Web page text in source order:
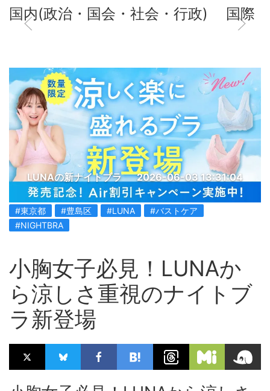
国内(政治・国会・社会・行政) 国際
LUNAの新ナイトブラ 2026-06-03 13:31:04
#東京都 #豊島区 #LUNA
#バストケア
#NIGHTBRA
小胸女子必見！LUNAか
ら涼しさ重視のナイトブ
ラ新登場